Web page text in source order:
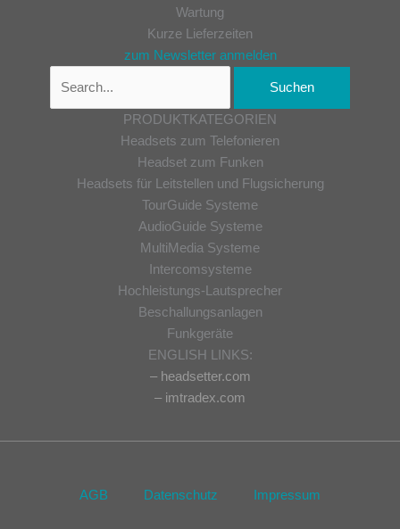
Wartung
Kurze Lieferzeiten
zum Newsletter anmelden
PRODUKTKATEGORIEN
Headsets zum Telefonieren
Headset zum Funken
Headsets für Leitstellen und Flugsicherung
TourGuide Systeme
AudioGuide Systeme
MultiMedia Systeme
Intercomsysteme
Hochleistungs-Lautsprecher
Beschallungsanlagen
Funkgeräte
ENGLISH LINKS:
– headsetter.com
– imtradex.com
AGB Datenschutz Impressum